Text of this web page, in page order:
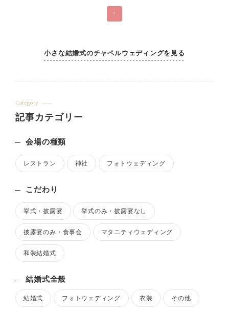
1
小さな結婚式のチャペルウェディングを見る
Category
記事カテゴリー
会場の種類
レストラン 神社 フォトウェディング
こだわり
挙式・披露宴 挙式のみ・披露宴なし
披露宴のみ・食事会 マタニティウェディング
和装結婚式
結婚式全般
結婚式 フォトウェディング 衣装 その他